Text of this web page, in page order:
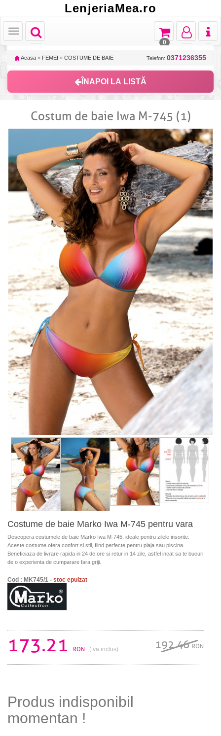
LenjeriaMea.ro
Toggle
navigation
Toggle
Toggle
navigation
Toggle
navigation
Toggle
navigation
0
Acasa » FEMEI » COSTUME DE BAIE Telefon: 0371236355
ÎNAPOI LA LISTĂ
Costum de baie Iwa M-745 (1)
Costume de baie Marko Iwa M-745 pentru vara
Descopera costumele de baie Marko Iwa M-745, ideale pentru zilele insorite.
Aceste costume ofera confort si stil, fiind perfecte pentru plaja sau piscina.
Beneficiaza de livrare rapida in 24 de ore si retur in 14 zile, astfel incat sa te bucuri
de o experienta de cumparare fara griji.
Cod : MK745/1 - stoc epuizat
173.21 RON (tva inclus) 192.46RON
Produs indisponibil
momentan !